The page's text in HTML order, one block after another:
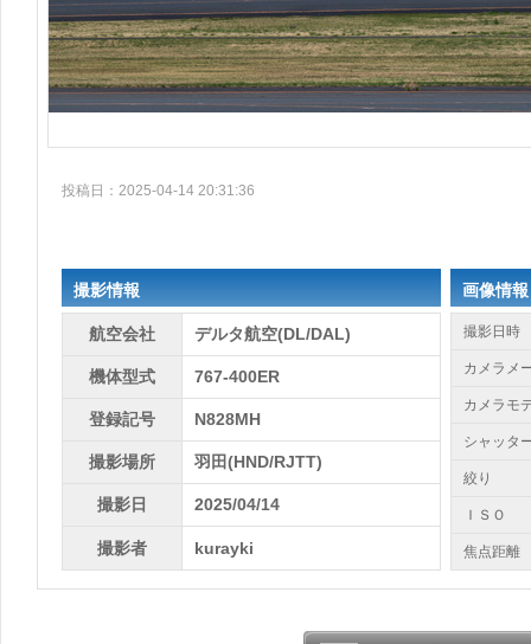
投稿日：2025-04-14 20:31:36
撮影情報
航空会社 デルタ航空(DL/DAL)
機体型式 767-400ER
登録記号 N828MH
撮影場所 羽田(HND/RJTT)
撮影日 2025/04/14
撮影者 kurayki
画像情報
撮影日時
カメラメ
カメラモ
シャッタ
絞り
ＩＳＯ
焦点距離